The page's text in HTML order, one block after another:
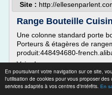
En poursuivant votre navigation sur ce site,
l'utilisation de cookies pour vous proposer des
services adaptés à vos centres d'intérêts. En
Site : http://
Range Bouteille
Une colonne standard porte
Porteurs & étagères de
produit:448494680-
Voir plus
DIY déco : Un ilot de cuisine à
Meubles de cuisine blanche